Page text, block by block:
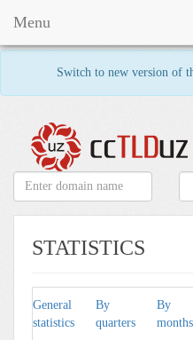
Switch to new version of
Menu
STATISTICS
General
statistics
By
quarters
By
months